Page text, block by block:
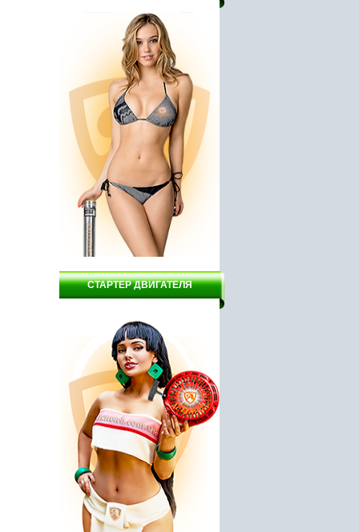
Электрический
обогреватель GRUNHELM
GPH-9
11500 руб.
СТАРТЕР ДВИГАТЕЛЯ